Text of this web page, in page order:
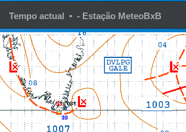
Tempo actual • - Estação MeteoBxB